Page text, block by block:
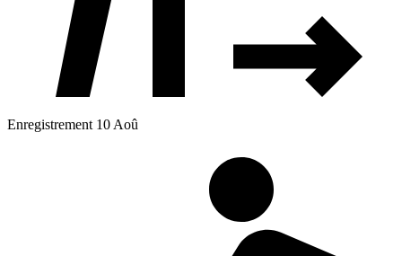
Enregistrement 10 Aoû